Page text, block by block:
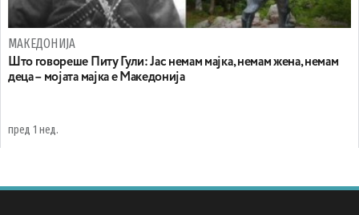
МАКЕДОНИЈА
Што говореше Питу Гули: Јас немам мајка, немам жена, немам
деца – мојата мајка е Македонија
пред 1 нед.